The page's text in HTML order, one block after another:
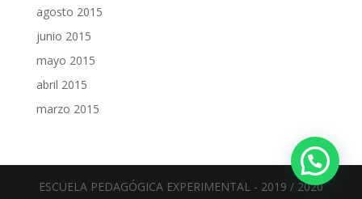
agosto 2015
junio 2015
mayo 2015
abril 2015
marzo 2015
ESCUELA PEDAGÓGICA EXPERIMENTAL - 2019 / 2020